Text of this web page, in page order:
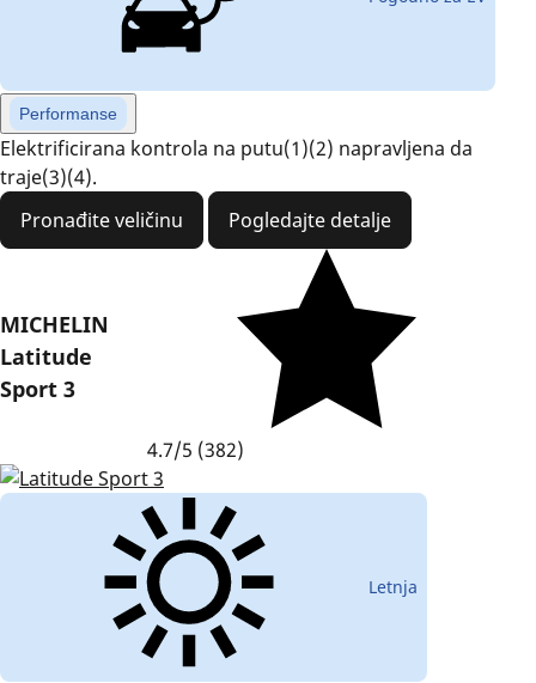
Performanse
Elektrificirana kontrola na putu(1)(2) napravljena da
traje(3)(4).
Pronađite veličinu
Pogledajte detalje
MICHELIN
Latitude
Sport 3
4.7/5 (382)
Letnja